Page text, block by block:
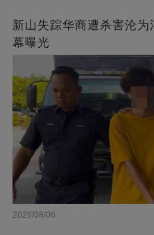
新山失踪华商遭杀害沦
幕曝光
2026/08/06